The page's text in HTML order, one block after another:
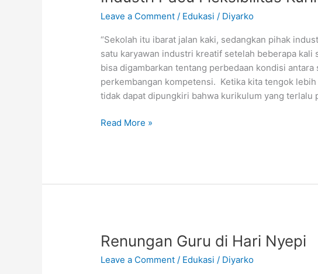
Leave a Comment / Edukasi / Diyarko
“Sekolah itu ibarat jalan kaki, sedangkan pihak
satu karyawan industri kreatif setelah beberapa kali
bisa digambarkan tentang perbedaan kondisi
perkembangan kompetensi. Ketika kita tengok
tidak dapat dipungkiri bahwa kurikulum yang terlalu
Industri
Read More »
Renungan Guru di Hari Nyepi
Leave a Comment / Edukasi / Diyarko